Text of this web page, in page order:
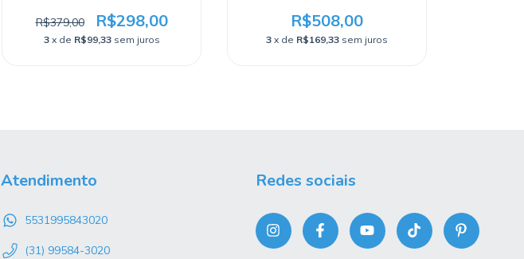
R$379,00 R$298,00
3 x de R$99,33 sem juros
R$508,00
3 x de R$169,33 sem juros
Atendimento
5531995843020
(31) 99584-3020
Redes sociais